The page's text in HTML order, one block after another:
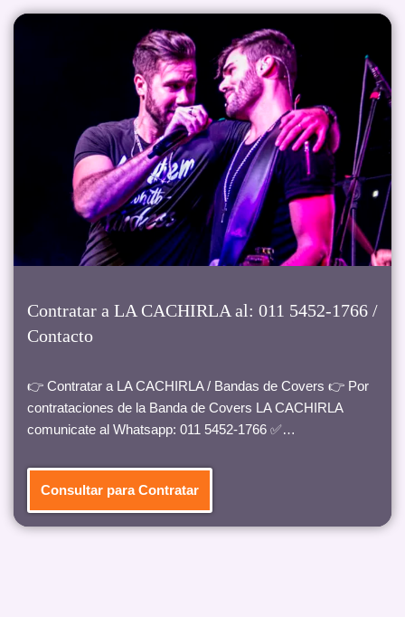
Contratar a LA CACHIRLA al: 011 5452-1766 /
Contacto
👉 Contratar a LA CACHIRLA / Bandas de Covers 👉 Por
contrataciones de la Banda de Covers LA CACHIRLA
comunicate al Whatsapp: 011 5452-1766 ✅…
Consultar para Contratar